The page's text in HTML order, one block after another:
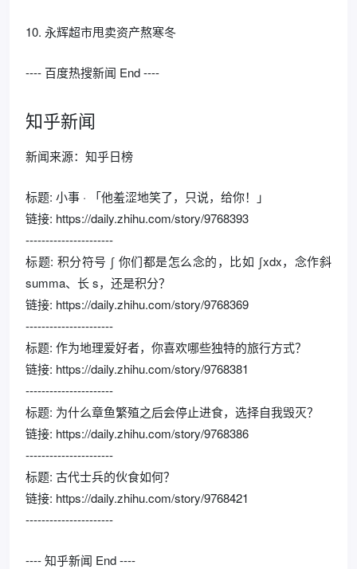
10. 永辉超市甩卖资产熬寒冬
---- 百度热搜新闻 End ----
知乎新闻
新闻来源：知乎日榜
标题: 小事 · 「他羞涩地笑了，只说，给你！」
链接: https://daily.zhihu.com/story/9768393
----------------------
标题: 积分符号 ∫ 你们都是怎么念的，比如 ∫xdx，念作斜
summa、长 s，还是积分？
链接: https://daily.zhihu.com/story/9768369
----------------------
标题: 作为地理爱好者，你喜欢哪些独特的旅行方式？
链接: https://daily.zhihu.com/story/9768381
----------------------
标题: 为什么章鱼繁殖之后会停止进食，选择自我毁灭？
链接: https://daily.zhihu.com/story/9768386
----------------------
标题: 古代士兵的伙食如何？
链接: https://daily.zhihu.com/story/9768421
----------------------
---- 知乎新闻 End ----